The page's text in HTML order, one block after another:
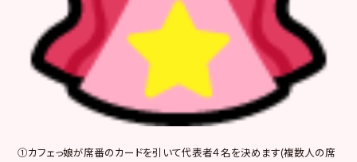
①カフェっ娘が席番のカードを引いて代表者４名を決めます(複数人の席